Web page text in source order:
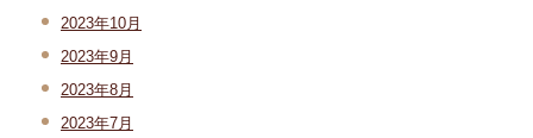
2023年10月
2023年9月
2023年8月
2023年7月